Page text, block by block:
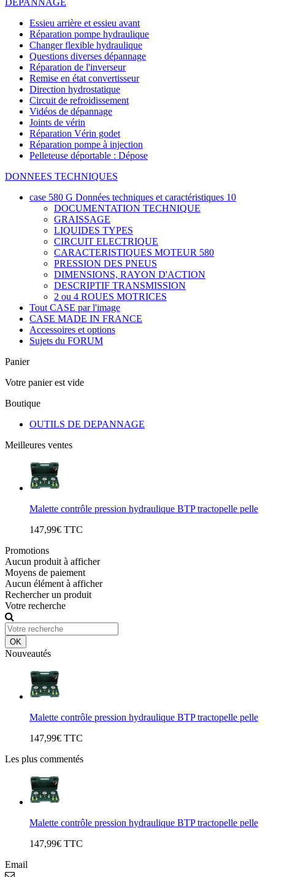
Essieu arrière et essieu avant
Réparation pompe hydraulique
Changer flexible hydraulique
Questions diverses dépannage
Réparation de l'inverseur
Remise en état convertisseur
Direction hydrostatique
Circuit de refroidissement
Vidéos de dépannage
Joints de vérin
Réparation Vérin godet
Réparation pompe à injection
Pelleteuse déportable : Dépose
DONNEES TECHNIQUES
case 580 G Données techniques et caractéristiques 10
DOCUMENTATION TECHNIQUE
GRAISSAGE
LIQUIDES TYPES
CIRCUIT ELECTRIQUE
CARACTERISTIQUES MOTEUR 580
PRESSION DES PNEUS
DIMENSIONS, RAYON D'ACTION
DESCRIPTIF TRANSMISSION
2 ou 4 ROUES MOTRICES
Tout CASE par l'image
CASE MADE IN FRANCE
Accessoires et options
Sujets du FORUM
Panier
Votre panier est vide
Boutique
OUTILS DE DEPANNAGE
Meilleures ventes
Malette contrôle pression hydraulique BTP tractopelle pelle
147,99€ TTC
Promotions
Aucun produit à afficher
Moyens de paiement
Aucun élément à afficher
Rechercher un produit
Votre recherche
OK
Nouveautés
Malette contrôle pression hydraulique BTP tractopelle pelle
147,99€ TTC
Les plus commentés
Malette contrôle pression hydraulique BTP tractopelle pelle
147,99€ TTC
Email